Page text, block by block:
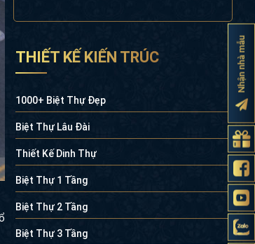
THIẾT KẾ KIẾN TRÚC
1000+ Biệt Thự Đẹp
Biệt Thự Lâu Đài
Thiết Kế Dinh Thự
Biệt Thự 1 Tầng
Biệt Thự 2 Tầng
Biệt Thự 3 Tầng
Nhận nhà mẫu